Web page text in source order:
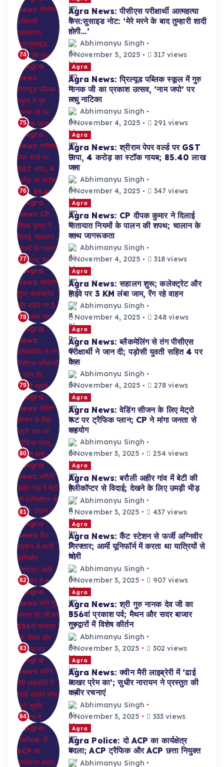
74
Agra News: पीसीएस परीक्षार्थी आत्महत्या
केस:सुसाइड नोट: ‘मेरे मरने के बाद तुम्हारी शादी
होगी…’
Abhimanyu Singh
November 5, 2025
317 views
75
Agra
Agra News: प्रिल्यूड पब्लिक स्कूल में गुरु
नानक जी का प्रकाश उत्सव, ‘नाम जपो’ पर
लघु नाटिका
Abhimanyu Singh
November 4, 2025
291 views
76
Agra
Agra News: श्रीराम पेपर वर्ल्ड पर GST
छापा, 4 करोड़ का स्टॉक गायब; 85.40 लाख
जमा
Abhimanyu Singh
November 4, 2025
347 views
77
Agra
Agra News: CP दीपक कुमार ने दिलाई
यातायात नियमों के पालन की शपथ; चालान के
साथ जागरूकता
Abhimanyu Singh
November 4, 2025
318 views
78
Agra
Agra News: सहालग शुरू; कलेक्ट्रेट और
हाईवे पर 3 KM लंबा जाम, रेंग रहे वाहन
Abhimanyu Singh
November 4, 2025
248 views
79
Agra
Agra News: ब्लैकमेलिंग से तंग पीसीएस
परीक्षार्थी ने जान दी; पड़ोसी युवती सहित 4 पर
केस
Abhimanyu Singh
November 4, 2025
278 views
80
Agra
Agra News: वेडिंग सीजन के लिए मेट्रो
रूट पर ट्रैफिक प्लान; CP ने मांगा जनता से
सहयोग
Abhimanyu Singh
November 3, 2025
254 views
81
Agra
Agra News: बरौली अहीर गांव में बेटी की
हेलीकॉप्टर से विदाई; देखने के लिए उमड़ी भीड़
Abhimanyu Singh
November 3, 2025
437 views
82
Agra
Agra News: कैंट स्टेशन से फर्जी अग्निवीर
गिरफ्तार; आर्मी यूनिफॉर्म में करता था यात्रियों से
चोरी
Abhimanyu Singh
November 3, 2025
907 views
83
Agra
Agra News: श्री गुरु नानक देव जी का
556वां प्रकाश पर्व; मैथन और सदर बाजार
गुरुद्वारों में विशेष कीर्तन
Abhimanyu Singh
November 3, 2025
302 views
84
Agra
Agra News: क्वीन मैरी लाइब्रेरी में ‘ढाई
आखर प्रेम का’; सुधीर नारायन ने प्रस्तुत की
कबीर रचनाएं
Abhimanyu Singh
November 3, 2025
333 views
Agra
Agra Police: दो ACP का कार्यक्षेत्र
बदला; ACP ट्रैफिक और ACP छत्ता नियुक्त
Abhimanyu Singh